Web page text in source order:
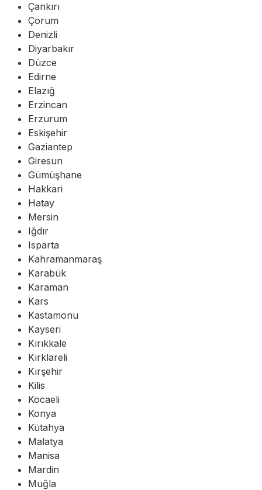
Çankırı
Çorum
Denizli
Diyarbakır
Düzce
Edirne
Elazığ
Erzincan
Erzurum
Eskişehir
Gaziantep
Giresun
Gümüşhane
Hakkari
Hatay
Mersin
Iğdır
Isparta
Kahramanmaraş
Karabük
Karaman
Kars
Kastamonu
Kayseri
Kırıkkale
Kırklareli
Kırşehir
Kilis
Kocaeli
Konya
Kütahya
Malatya
Manisa
Mardin
Muğla